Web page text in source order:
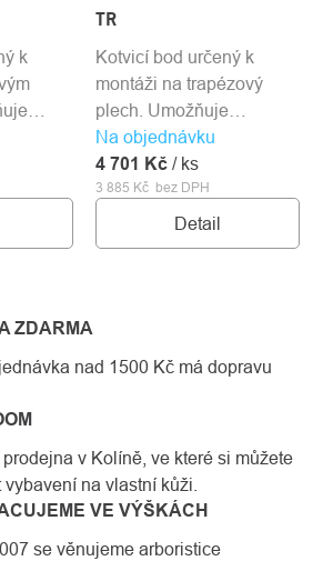
k
TR
Na objednávku
3 885 Kč bez DPH
4 701 Kč / ks
Detail
Kotvicí bod určený k
montáži na trapézový
plech. Umožňuje
připojení až tří osob
současně.
ZDARMA
nad 1500 Kč má dopravu
v Kolíně, ve které si můžete
na vlastní kůži.
VE VÝŠKÁCH
se věnujeme arboristice